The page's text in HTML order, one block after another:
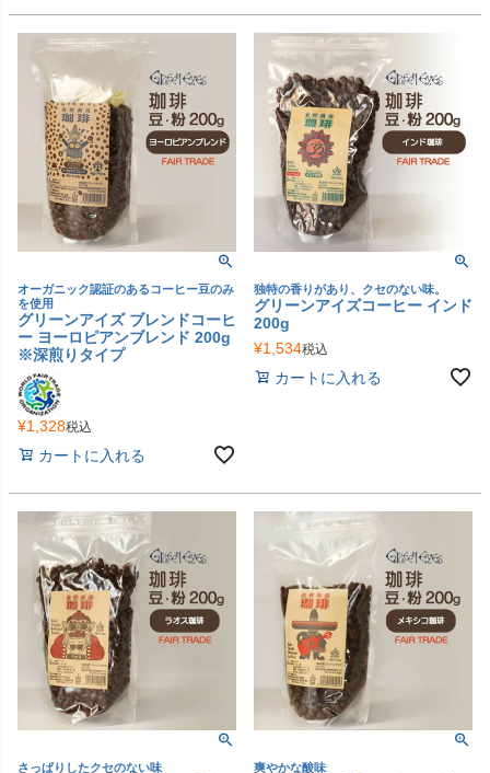
オーガニック認証のあるコーヒー豆のみ
を使用
グリーンアイズ ブレンドコーヒ
ー ヨーロピアンブレンド 200g
※深煎りタイプ
¥1,328税込
カートに入れる
独特の香りがあり、クセのない味。
グリーンアイズコーヒー インド
200g
¥1,534税込
カートに入れる
さっぱりしたクセのない味 爽やかな酸味